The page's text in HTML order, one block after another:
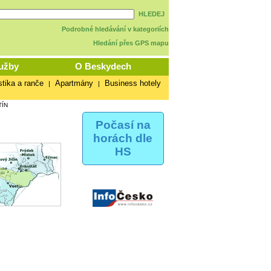
HLEDEJ
Podrobné hledávání v kategoriích
Hledání přes GPS mapu
O Beskydech
a ranče | Apartmány | Business hotely
Počasí na
horách dle
HS